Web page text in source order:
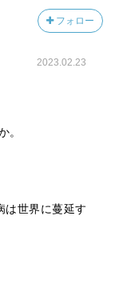
作もキッチリ3
や場合によって
全編所要およそ
フォロー
2023.02.23
。
は世界に蔓延す